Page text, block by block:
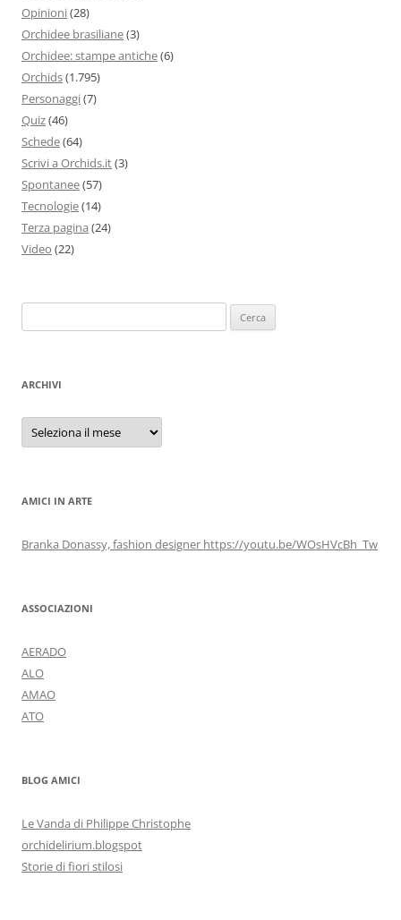
Opinioni(28)
Orchidee brasiliane(3)
Orchidee: stampe antiche(6)
Orchids(1.795)
Personaggi(7)
Quiz(46)
Schede(64)
Scrivi a Orchids.it(3)
Spontanee(57)
Tecnologie(14)
Terza pagina (24)
Video (22)
per:
ARCHIVI
Archivi
AMICI IN ARTE
Branka Donassy, fashion designer https://youtu.be/WOsHVcBh_Tw
ASSOCIAZIONI
AERADO
ALO
AMAO
ATO
BLOG AMICI
Le Vanda di Philippe Christophe
orchidelirium.blogspot
Storie di fiori stilosi